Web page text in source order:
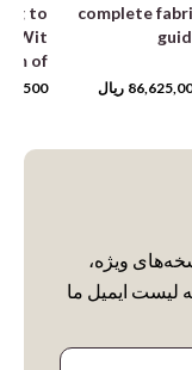
complete
ریال
to
Wit
of
ویژه،
لیست ایمیل ما